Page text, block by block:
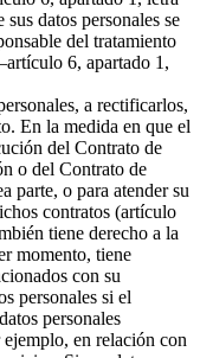
datos personales se
del tratamiento
6, apartado 1,
a rectificarlos,
En la medida en que el
del Contrato de
o del Contrato de
parte, o para atender su
contratos (artículo
tiene derecho a la
momento, tiene
con su
personales si el
personales
en relación con